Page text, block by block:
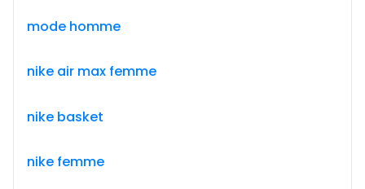
mode homme
nike air max femme
nike basket
nike femme